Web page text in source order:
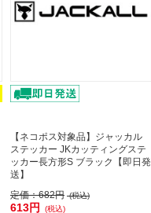
【ネコポス対象品】ジャッカル
ステッカー JKカッティングステ
ッカー長方形S ブラック【即日発
送】
定価：682円 (税込)
613円 (税込)